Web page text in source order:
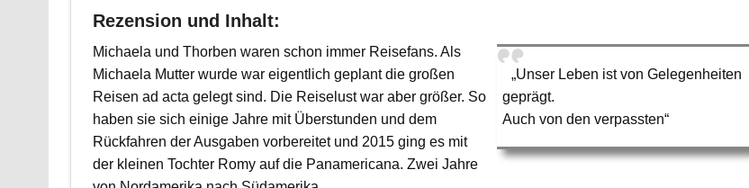
Rezension und Inhalt:
„Unser Leben ist von Gelegenheiten
geprägt.
Auch von den verpassten“
Michaela und Thorben waren schon immer Reisefans. Als
Michaela Mutter wurde war eigentlich geplant die großen
Reisen ad acta gelegt sind. Die Reiselust war aber größer. So
haben sie sich einige Jahre mit Überstunden und dem
Rückfahren der Ausgaben vorbereitet und 2015 ging es mit
der kleinen Tochter Romy auf die Panamericana. Zwei Jahre